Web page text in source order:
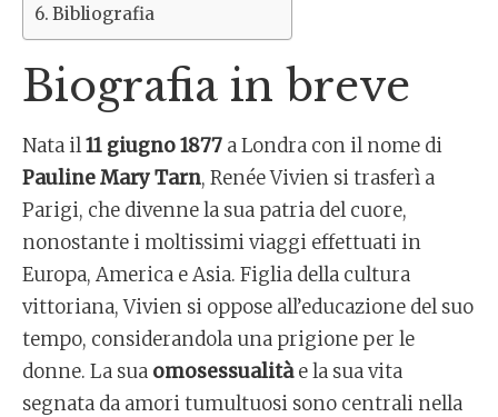
Bibliografia
Biografia in breve
Nata il11 giugno 1877 a Londra con il nome di
Pauline Mary Tarn, Renée Vivien si trasferì a
Parigi, che divenne la sua patria del cuore,
nonostante i moltissimi viaggi effettuati in
Europa, America e Asia. Figlia della cultura
vittoriana, Vivien si oppose all’educazione del suo
tempo, considerandola una prigione per le
donne. La sua omosessualitàe la sua vita
segnata da amori tumultuosi sono centrali nella